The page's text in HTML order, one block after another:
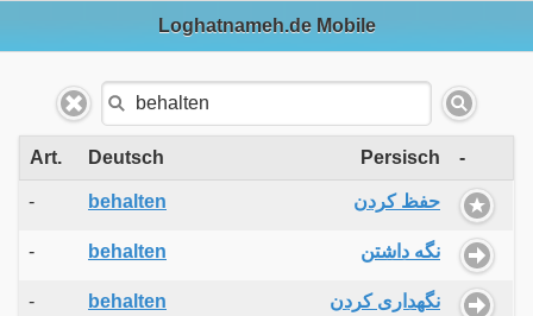
Loghatnameh.de Mobile
Art. Deutsch Persisch -
- behalten حفظ کردن
- behalten نگه داشتن
- behalten نگهداری کردن